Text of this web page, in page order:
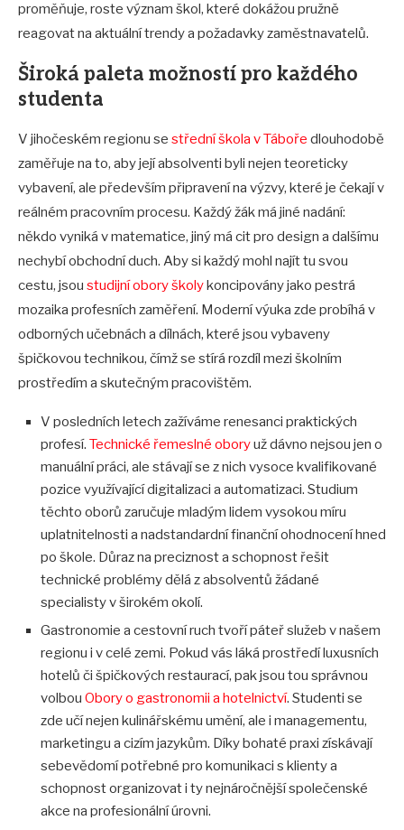
proměňuje, roste význam škol, které dokážou pružně
reagovat na aktuální trendy a požadavky zaměstnavatelů.
Široká paleta možností pro každého
studenta
V jihočeském regionu se střední škola v Táboře dlouhodobě
zaměřuje na to, aby její absolventi byli nejen teoreticky
vybavení, ale především připravení na výzvy, které je čekají v
reálném pracovním procesu. Každý žák má jiné nadání:
někdo vyniká v matematice, jiný má cit pro design a dalšímu
nechybí obchodní duch. Aby si každý mohl najít tu svou
cestu, jsou studijní obory školy koncipovány jako pestrá
mozaika profesních zaměření. Moderní výuka zde probíhá v
odborných učebnách a dílnách, které jsou vybaveny
špičkovou technikou, čímž se stírá rozdíl mezi školním
prostředím a skutečným pracovištěm.
V posledních letech zažíváme renesanci praktických
profesí. Technické řemeslné oboryuž dávno nejsou jen o
manuální práci, ale stávají se z nich vysoce kvalifikované
pozice využívající digitalizaci a automatizaci. Studium
těchto oborů zaručuje mladým lidem vysokou míru
uplatnitelnosti a nadstandardní finanční ohodnocení hned
po škole. Důraz na preciznost a schopnost řešit
technické problémy dělá z absolventů žádané
specialisty v širokém okolí.
Gastronomie a cestovní ruch tvoří páteř služeb v našem
regionu i v celé zemi. Pokud vás láká prostředí luxusních
hotelů či špičkových restaurací, pak jsou tou správnou
volbou Obory o gastronomii a hotelnictví. Studenti se
zde učí nejen kulinářskému umění, ale i managementu,
marketingu a cizím jazykům. Díky bohaté praxi získávají
sebevědomí potřebné pro komunikaci s klienty a
schopnost organizovat i ty nejnáročnější společenské
akce na profesionální úrovni.